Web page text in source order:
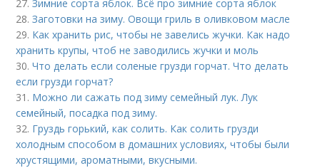
27.Зимние сорта яблок. Всё про зимние сорта яблок
28.Заготовки на зиму. Овощи гриль в оливковом масле
29. Как хранить рис, чтобы не завелись жучки. Как надо
хранить крупы, чтоб не заводились жучки и моль
30.Что делать если соленые грузди горчат. Что делать
если грузди горчат?
31. Можно ли сажать под зиму семейный лук. Лук
семейный, посадка под зиму.
32. Груздь горький, как солить. Как солить грузди
холодным способом в домашних условиях, чтобы были
хрустящими, ароматными, вкусными.